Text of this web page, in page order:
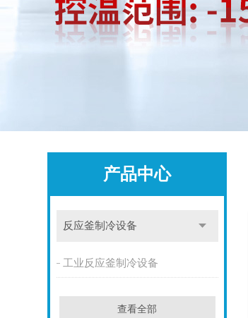
产品中心
反应釜制冷设备
工业反应釜制冷设备
查看全部